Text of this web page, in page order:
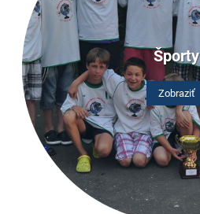
Športy
Zobraziť